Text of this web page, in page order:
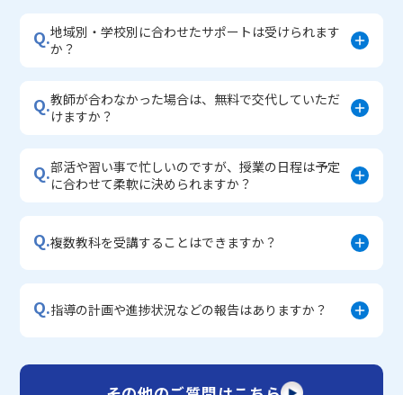
Q.地域別・学校別に合わせたサポートは受けられます
か？
Q.教師が合わなかった場合は、無料で交代していただ
けますか？
Q.部活や習い事で忙しいのですが、授業の日程は予定
に合わせて柔軟に決められますか？
Q.複数教科を受講することはできますか？
Q.指導の計画や進捗状況などの報告はありますか？